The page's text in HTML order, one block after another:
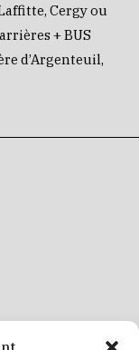
Cergy ou
+ BUS
d’Argenteuil,